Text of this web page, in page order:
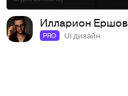
Илларион Ершов
PRO UI дизайн